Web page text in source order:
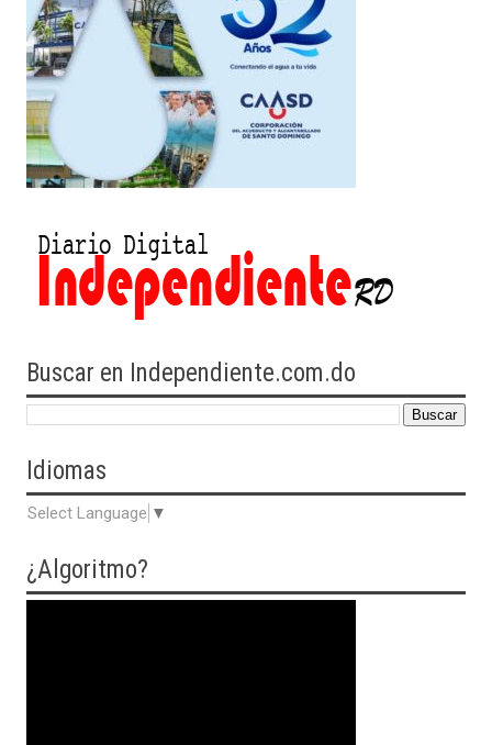
Buscar en Independiente.com.do
Idiomas
Select Language ▼
¿Algoritmo?